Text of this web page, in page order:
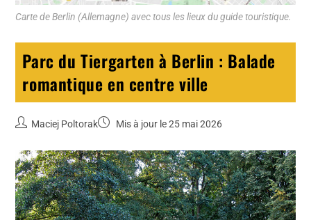
Carte de Berlin (Allemagne) avec tous les lieux du guide touristique.
Parc du Tiergarten à Berlin : Balade
romantique en centre ville
Maciej Poltorak Mis à jour le 25 mai 2026